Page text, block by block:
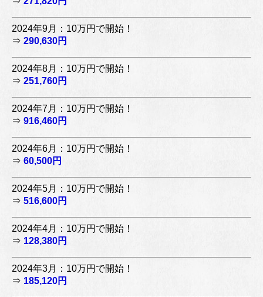
2024年9月：10万円で開始！
⇒ 290,630円
2024年8月：10万円で開始！
⇒ 251,760円
2024年7月：10万円で開始！
⇒ 916,460円
2024年6月：10万円で開始！
⇒ 60,500円
2024年5月：10万円で開始！
⇒ 516,600円
2024年4月：10万円で開始！
⇒ 128,380円
2024年3月：10万円で開始！
⇒ 185,120円